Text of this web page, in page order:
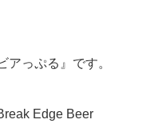
アっぷる』です。
Edge Beer